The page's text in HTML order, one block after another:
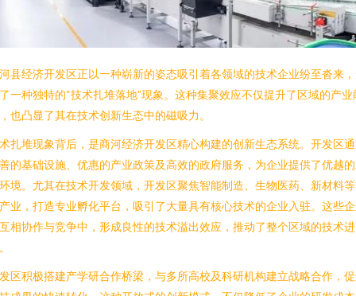
县经济开发区正以一种崭新的姿态吸引着各领域的技术企业纷至沓来
一种独特的“技术扎堆落地”现象。这种集聚效应不仅提升了区域的产业
也凸显了其在技术创新生态中的磁吸力。
扎堆现象背后，是商河经济开发区精心构建的创新生态系统。开发区
的基础设施、优惠的产业政策及高效的政府服务，为企业提供了优越
境。尤其在技术开发领域，开发区聚焦智能制造、生物医药、新材料
业，打造专业孵化平台，吸引了大量具有核心技术的企业入驻。这些
相协作与竞争中，形成良性的技术溢出效应，推动了整个区域的技术进
区积极搭建产学研合作桥梁，与多所高校及科研机构建立战略合作，